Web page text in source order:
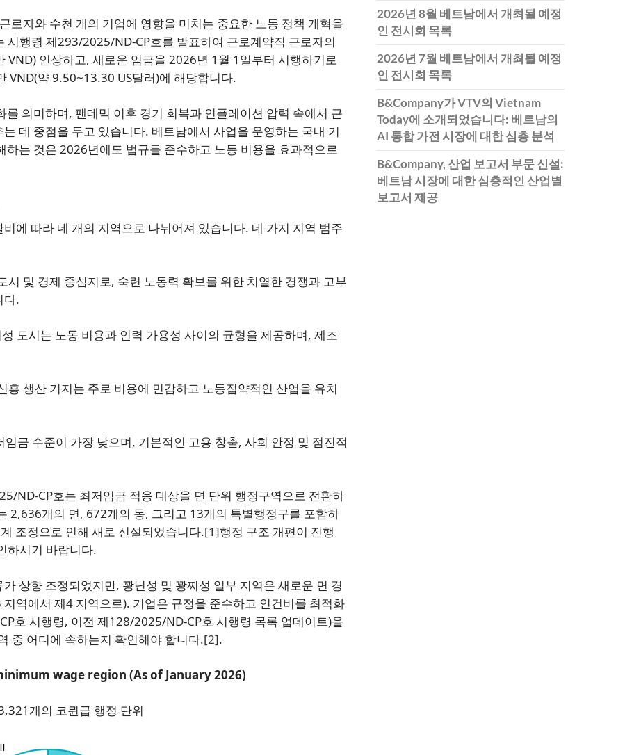
로자와 수천 개의 기업에 영향을 미치는 중요한 노동 정책 개혁을
행령 제293/2025/ND-CP호를 발표하여 근로계약직 근로자의
인상하고, 새로운 임금을 2026년 1월 1일부터 시행하기로
VND(약 9.50~13.30 US달러)에 해당합니다.
의미하며, 팬데믹 이후 경기 회복과 인플레이션 압력 속에서 근
데 중점을 두고 있습니다. 베트남에서 사업을 운영하는 국내 기
는 것은 2026년에도 법규를 준수하고 노동 비용을 효과적으로
에 따라 네 개의 지역으로 나뉘어져 있습니다. 네 가지 지역 범주
및 경제 중심지로, 숙련 노동력 확보를 위한 치열한 경쟁과 고부
다.
도시는 노동 비용과 인력 가용성 사이의 균형을 제공하며, 제조
흥 생산 기지는 주로 비용에 민감하고 노동집약적인 산업을 유치
금 수준이 가장 낮으며, 기본적인 고용 창출, 사회 안정 및 점진적
ND-CP호는 최저임금 적용 대상을 면 단위 행정구역으로 전환하
2,636개의 면, 672개의 동, 그리고 13개의 특별행정구를 포함하
조정으로 인해 새로 신설되었습니다.[1]행정 구조 개편이 진행
하시기 바랍니다.
상향 조정되었지만, 꽝닌성 및 꽝찌성 일부 지역은 새로운 면 경
역에서 제4 지역으로). 기업은 규정을 준수하고 인건비를 최적화
호 시행령, 이전 제128/2025/ND-CP호 시행령 목록 업데이트)을
중 어디에 속하는지 확인해야 합니다.[2].
wage region (As of January 2026)
개의 코뮌급 행정 단위
2026년 8월 베트남에서 개최될 예정
인 전시회 목록
2026년 7월 베트남에서 개최될 예정
인 전시회 목록
B&Company가 VTV의 Vietnam
Today에 소개되었습니다: 베트남의
AI 통합 가전 시장에 대한 심층 분석
B&Company, 산업 보고서 부문 신설:
베트남 시장에 대한 심층적인 산업별
보고서 제공